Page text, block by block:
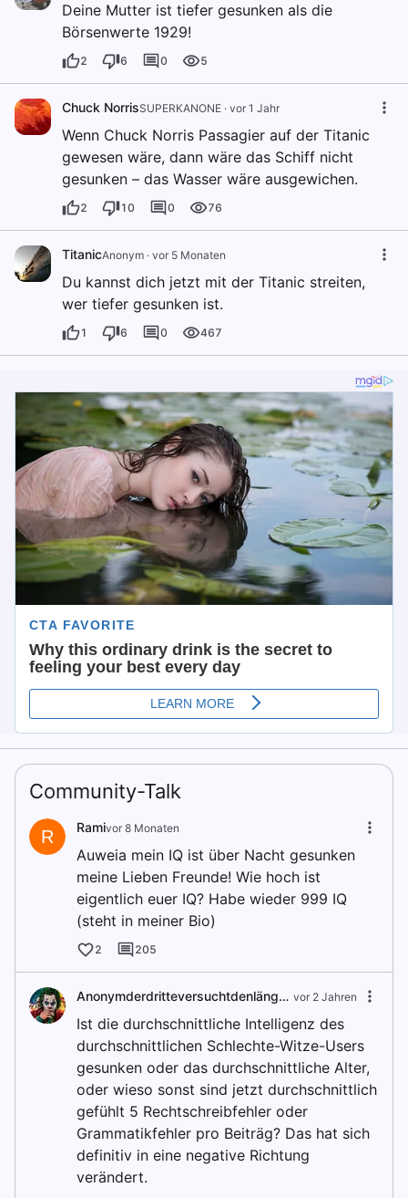
Deine Mutter ist tiefer gesunken als die
Börsenwerte 1929!
2 6 0 5
Chuck NorrisSUPERKANONE · vor 1 Jahr
Wenn Chuck Norris Passagier auf der Titanic
gewesen wäre, dann wäre das Schiff nicht
gesunken – das Wasser wäre ausgewichen.
2 10 0 76
TitanicAnonym · vor 5 Monaten
Du kannst dich jetzt mit der Titanic streiten,
wer tiefer gesunken ist.
1 6 0 467
Community-Talk
R Ramivor 8 Monaten
Auweia mein IQ ist über Nacht gesunken
meine Lieben Freunde! Wie hoch ist
eigentlich euer IQ? Habe wieder 999 IQ
(steht in meiner Bio)
2 205
Anonymderdritteversuchtdenlängstennamenz vor 2 Jahren
Ist die durchschnittliche Intelligenz des
durchschnittlichen Schlechte-Witze-Users
gesunken oder das durchschnittliche Alter,
oder wieso sonst sind jetzt durchschnittlich
gefühlt 5 Rechtschreibfehler oder
Grammatikfehler pro Beiträg? Das hat sich
definitiv in eine negative Richtung
verändert.